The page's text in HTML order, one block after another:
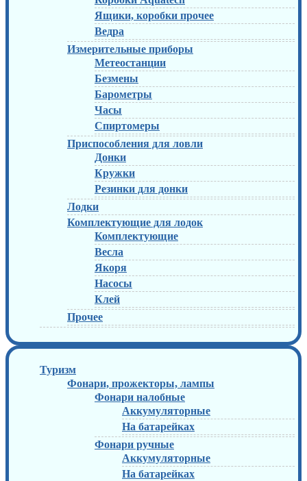
Ящики, коробки прочее
Ведра
Измерительные приборы
Метеостанции
Безмены
Барометры
Часы
Спиртомеры
Приспособления для ловли
Донки
Кружки
Резинки для донки
Лодки
Комплектующие для лодок
Комплектующие
Весла
Якоря
Насосы
Клей
Прочее
Туризм
Фонари, прожекторы, лампы
Фонари налобные
Аккумуляторные
На батарейках
Фонари ручные
Аккумуляторные
На батарейках